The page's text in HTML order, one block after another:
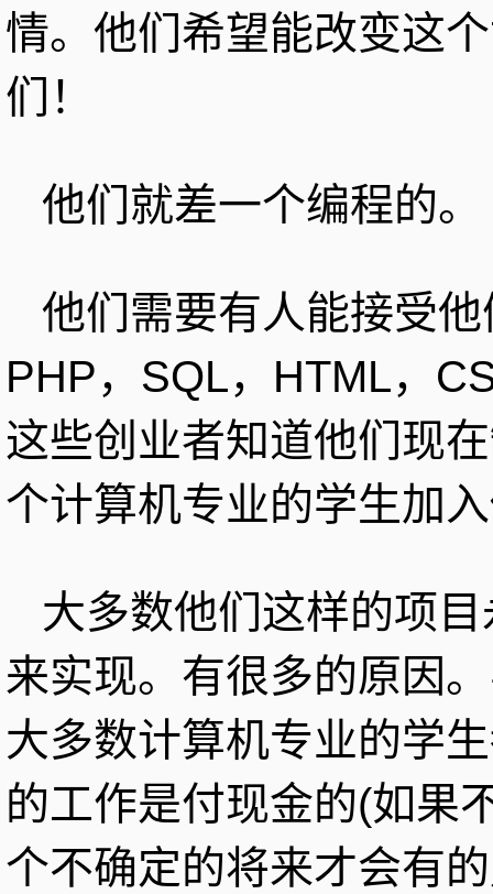
情。他们希望能改变这
们！
他们就差一个编程的。
他们需要有人能接受
PHP，SQL，HTML，
这些创业者知道他们现
个计算机专业的学生加
大多数他们这样的项
来实现。有很多的原因
大多数计算机专业的学
的工作是付现金的(如果
个不确定的将来才会有